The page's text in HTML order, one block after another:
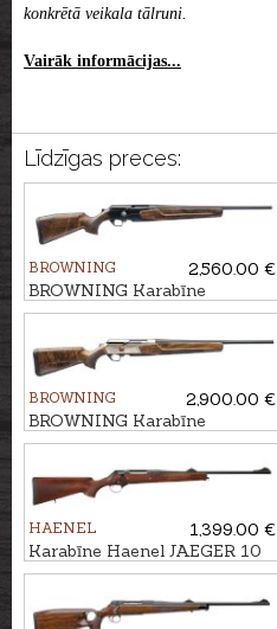
konkrētā veikala tālruni.
Vairāk informācijas...
Līdzīgas preces:
BROWNING
2,560.00 €
BROWNING Karabīne
MARAL 4X Hunter Bavarian
BROWNING
2,900.00 €
BROWNING Karabīne
MARAL 4X Ultimate Pistol
Wood Gr.3, kal. .30-06 M14x1
HAENEL
1,399.00 €
Karabīne Haenel JAEGER 10
Standard kal. .308Win. M15x1